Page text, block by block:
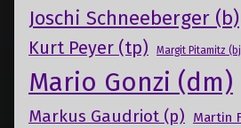
Joschi Schneeberger (b)
Kurt Peyer (tp) Margit Pitamitz
Mario Gonzi (dm)
Markus Gaudriot (p) Martin